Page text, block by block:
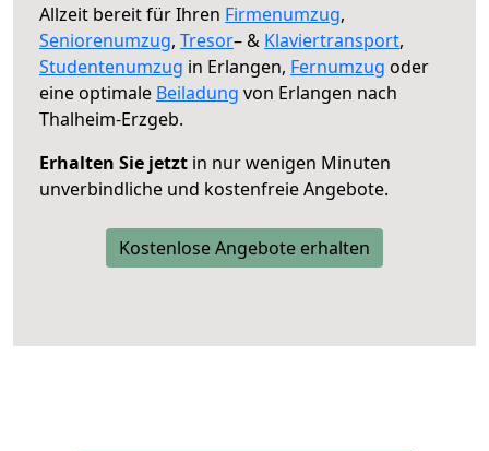
Allzeit bereit für Ihren Firmenumzug,
Seniorenumzug, Tresor– & Klaviertransport,
Studentenumzug in Erlangen, Fernumzug oder
eine optimale Beiladung von Erlangen nach
Thalheim-Erzgeb.
Erhalten Sie jetzt in nur wenigen Minuten
unverbindliche und kostenfreie Angebote.
Kostenlose Angebote erhalten